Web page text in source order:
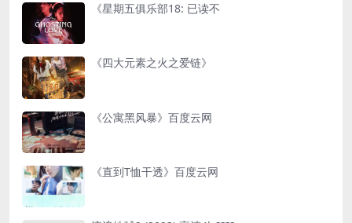
《星期五俱乐部18: 已读不
《四大元素之火之爱链》
《公寓黑风暴》百度云网
《直到T恤干透》百度云网